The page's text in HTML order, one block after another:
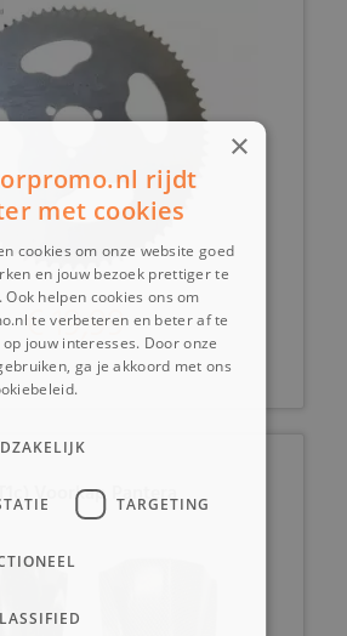
€ 19,99
Voorkap Pantera
×
rijdt
met cookies
cookies om onze website goed
en jouw bezoek prettiger te
Ook helpen cookies ons om
te verbeteren en beter af te
jouw interesses. Door onze
ga je akkoord met ons
TARGETING